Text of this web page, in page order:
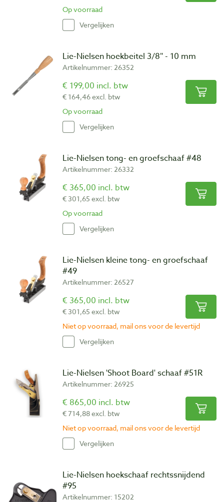
Op voorraad
Vergelijken
Lie-Nielsen hoekbeitel 3/8″ - 10 mm
Artikelnummer: 26352
€ 199,00 incl. btw
€ 164,46 excl. btw
Op voorraad
Vergelijken
Lie-Nielsen tong- en groefschaaf #48
Artikelnummer: 26332
€ 365,00 incl. btw
€ 301,65 excl. btw
Op voorraad
Vergelijken
Lie-Nielsen kleine tong- en groefschaaf
#49
Artikelnummer: 26527
€ 365,00 incl. btw
€ 301,65 excl. btw
Niet op voorraad, mail ons voor de levertijd
Vergelijken
Lie-Nielsen 'Shoot Board' schaaf #51R
Artikelnummer: 26925
€ 865,00 incl. btw
€ 714,88 excl. btw
Niet op voorraad, mail ons voor de levertijd
Vergelijken
Lie-Nielsen hoekschaaf rechtssnijdend
#95
Artikelnummer: 15202